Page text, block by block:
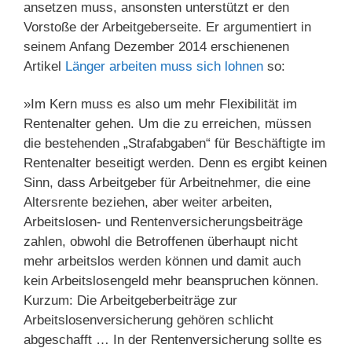
ansetzen muss, ansonsten unterstützt er den
Vorstoße der Arbeitgeberseite. Er argumentiert in
seinem Anfang Dezember 2014 erschienenen
Artikel
Länger arbeiten muss sich lohnen so:
»Im Kern muss es also um mehr Flexibilität im
Rentenalter gehen. Um die zu erreichen, müssen
die bestehenden „Strafabgaben“ für Beschäftigte im
Rentenalter beseitigt werden. Denn es ergibt keinen
Sinn, dass Arbeitgeber für Arbeitnehmer, die eine
Altersrente beziehen, aber weiter arbeiten,
Arbeitslosen- und Rentenversicherungsbeiträge
zahlen, obwohl die Betroffenen überhaupt nicht
mehr arbeitslos werden können und damit auch
kein Arbeitslosengeld mehr beanspruchen können.
Kurzum: Die Arbeitgeberbeiträge zur
Arbeitslosenversicherung gehören schlicht
abgeschafft … In der Rentenversicherung sollte es